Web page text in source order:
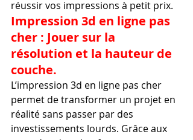
réussir vos impressions à petit prix.
Impression 3d en ligne pas
cher : Jouer sur la
résolution et la hauteur de
couche.
L’impression 3d en ligne pas cher
permet de transformer un projet en
réalité sans passer par des
investissements lourds. Grâce aux